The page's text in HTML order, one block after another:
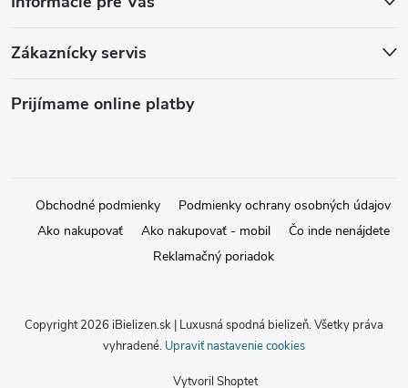
Zákaznícky servis
Prijímame online platby
Obchodné podmienky
Podmienky ochrany osobných údajov
Ako nakupovať
Ako nakupovať - mobil
Čo inde nenájdete
Reklamačný poriadok
Vytvoril Shoptet
Copyright 2026 iBielizen.sk | Luxusná spodná bielizeň. Všetky práva
vyhradené. Upraviť nastavenie cookies